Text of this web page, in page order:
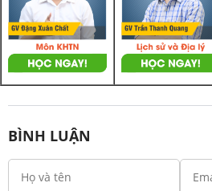
BÌNH LUẬN